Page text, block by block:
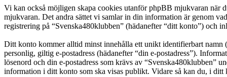
Vi kan också möjligen skapa cookies utanför phpBB mjukvaran när
mjukvaran. Det andra sättet vi samlar in din information är genom
registrering på “Svenska480klubben” (hädanefter “ditt konto”) och
Ditt konto kommer alltid minst innehålla ett unikt identifierbart namn
personlig, giltig e-postadress (hädanefter “din e-postadress”).
lösenord och din e-postadress som krävs av
information i ditt konto som ska visas publikt. Vidare så kan du, i